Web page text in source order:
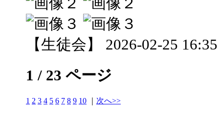
【生徒会】 2026-02-25
1 / 23 ページ
1 2 3 4 5 6 7 8 9 10 次へ>>